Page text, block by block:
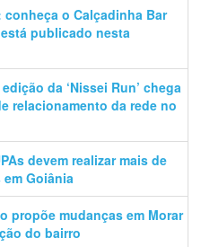
conheça o Calçadinha Bar
publicado nesta
da ‘Nissei Run’ chega
relacionamento da rede no
devem realizar mais de
Goiânia
propõe mudanças em Morar
do bairro